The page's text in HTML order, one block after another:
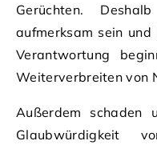
Gerüchten.
aufmerksam sein
Verantwortung
Weiterverbreiten von
Außerdem schaden
Glaubwürdigkeit